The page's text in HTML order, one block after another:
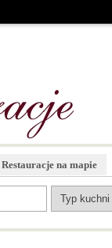
Restauracje na mapie